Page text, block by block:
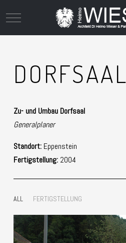
Mobile Menu Toggle
DORFSAAL
Zu- und Umbau Dorfsaal
Generalplaner
Standort: Eppenstein
Fertigstellung: 2004
ALL FERTIGSTELLUNG